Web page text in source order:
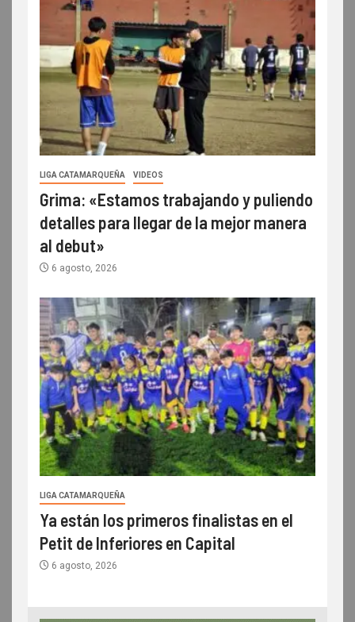
LIGA CATAMARQUEÑA VIDEOS
Grima: «Estamos trabajando y puliendo
detalles para llegar de la mejor manera
al debut»
6 agosto, 2026
LIGA CATAMARQUEÑA
Ya están los primeros finalistas en el
Petit de Inferiores en Capital
6 agosto, 2026